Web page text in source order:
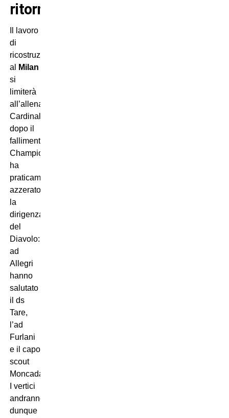
ritornano
Il lavoro
di
ricostruzione
al
Milan
si
limiterà
all’allenatore.
Cardinale
dopo il
fallimento
Champions
ha
praticamente
azzerato
la
dirigenza
del
Diavolo: oltre
ad
Allegri
hanno
salutato
il ds
Tare,
l’ad
Furlani
e il capo
scout
Moncada.
I vertici
andranno
dunque